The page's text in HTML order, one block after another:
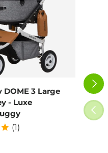
3 Large
- Luxe
(1)